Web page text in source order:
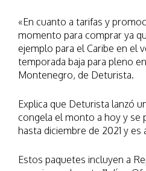
«En cuanto a tarifas y
momento para comprar ya
ejemplo para el Caribe en el
temporada baja para pleno
Montenegro, de Deturista.
Explica que Deturista lanzó
congela el monto a hoy y se
hasta diciembre de 2021 y es
Estos paquetes incluyen a